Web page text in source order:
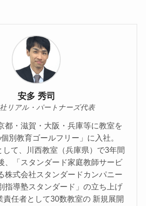
安多 秀司
リアル・パートナーズ代表
都・滋賀・大阪・兵庫等に教室を
別教育ゴールフリー」に入社。
して、川西教室（兵庫県）で3年間
、「スタンダード家庭教師サービ
株式会社スタンダードカンパニー
指導塾スタンダード」の立ち上げ
責任者として30数教室の 新規展開